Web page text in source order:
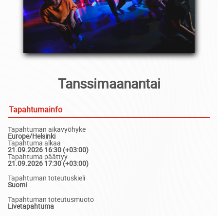
Tanssimaanantai
Tapahtumainfo
Tapahtuman aikavyöhyke
Europe/Helsinki
Tapahtuma alkaa
21.09.2026 16:30 (+03:00)
Tapahtuma päättyy
21.09.2026 17:30 (+03:00)
Tapahtuman toteutuskieli
Suomi
Tapahtuman toteutusmuoto
Livetapahtuma